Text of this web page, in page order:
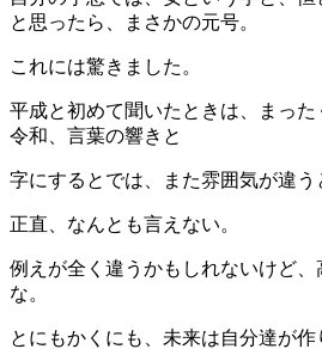
と思ったら、まさかの元号。
これには驚きました。
平成と初めて聞いたときは、まった
令和、言葉の響きと
字にするとでは、また雰囲気が違う
正直、なんとも言えない。
例えが全く違うかもしれないけど
な。
とにもかくにも、未来は自分達が作